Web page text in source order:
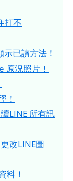
打不
示已讀方法！
原況照片！
！
LINE 所有訊
改LINE圖
料！